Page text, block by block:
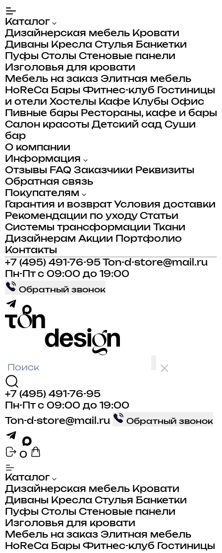
Каталог
Дизайнерская мебель Кровати
Диваны Кресла Стулья Банкетки
Пуфы Столы Стеновые панели
Изголовья для кровати
Мебель на заказ Элитная мебель
HoReCa Бары Фитнес-клуб
Гостиницы
и отели Хостелы Кафе Клубы Офис
Пивные бары Рестораны, кафе и бары
Салон красоты Детский сад Суши
бар
О компании
Информация
Отзывы FAQ Заказчики Реквизиты
Обратная связь
Покупателям
Гарантия и возврат Условия доставки
Рекомендации по уходу Статьи
Системы трансформации
Ткани
Дизайнерам Акции
Портфолио
Контакты
+7 (495) 491-76-95
Ton-d-store@mail.ru
Пн-Пт с 09:00 до 19:00
Обратный звонок
+7 (495) 491-76-95
Пн-Пт с 09:00 до 19:00
Ton-d-store@mail.ru
Обратный звонок
0
Каталог
Дизайнерская мебель Кровати
Диваны Кресла Стулья Банкетки
Пуфы Столы Стеновые панели
Изголовья для кровати
Мебель на заказ Элитная мебель
HoReCa Бары Фитнес-клуб
Гостиницы